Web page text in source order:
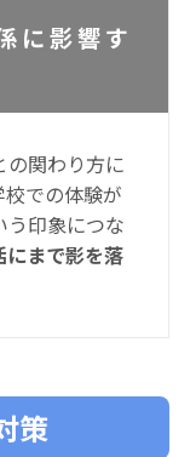
に影響す
の関わり方に
での体験が
う印象につな
まで影を落
策